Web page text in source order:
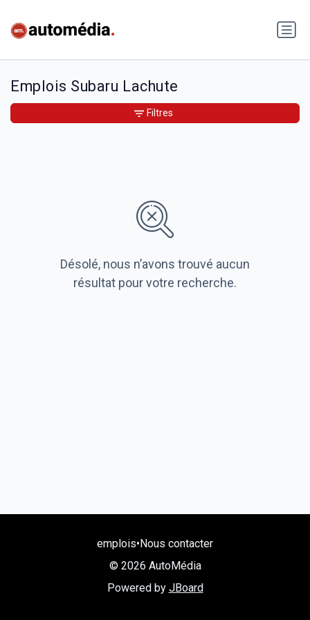
Emplois Subaru Lachute
Désolé, nous n’avons trouvé aucun
résultat pour votre recherche.
Filtres
emplois•Nous contacter
© 2026 AutoMédia
Powered by JBoard